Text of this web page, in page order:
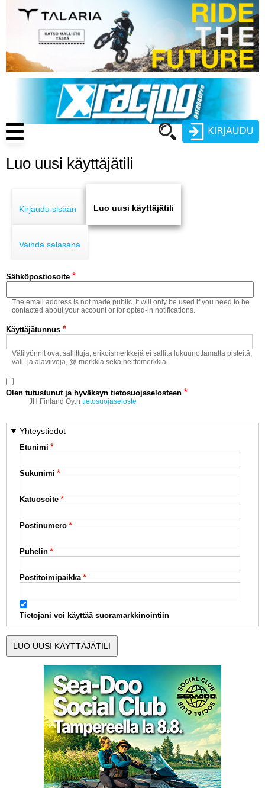
pääsisältöön
Käyttäjätunnus
Main
navigation
ENDURO
MOTOCROSS
MUUT LAJIT
YLEISTÄ ALALTA
LUE DIGILEHDET
ASIAKASPALVELU JA
MEDIATIEDOT
YHTEYSTIEDOT
Luo uusi käyttäjätili
tabs
Kirjaudu sisään Luo uusi käyttäjätili
Vaihda salasana
Sähköpostiosoite
The email address is not made public. It will only be used if you need to be
contacted about your account or for opted-in notifications.
Käyttäjätunnus
Välilyönnit ovat sallittuja; erikoismerkkejä ei sallita lukuunottamatta pisteitä,
väli- ja alaviivoja, @-merkkiä sekä heittomerkkiä.
Olen tutustunut ja hyväksyn tietosuojaselosteen
JH Finland Oy:ntietosuojaseloste
Yhteystiedot
Etunimi
Sukunimi
Katuosoite
Postinumero
Puhelin
Postitoimipaikka
Tietojani voi käyttää suoramarkkinointiin